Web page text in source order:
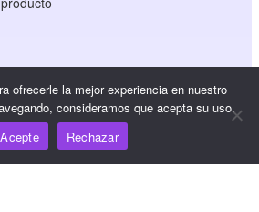
ofrecerle la mejor experiencia en nuestro
consideramos que acepta su uso.
Acepte
Rechazar